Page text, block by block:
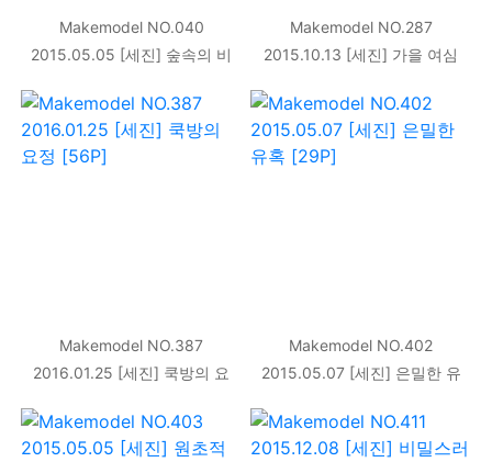
Makemodel NO.040
2015.05.05 [세진] 숲속의 비
Makemodel NO.287
2015.10.13 [세진] 가을 여심
Makemodel NO.387
2016.01.25 [세진] 쿡방의 요
Makemodel NO.402
2015.05.07 [세진] 은밀한 유